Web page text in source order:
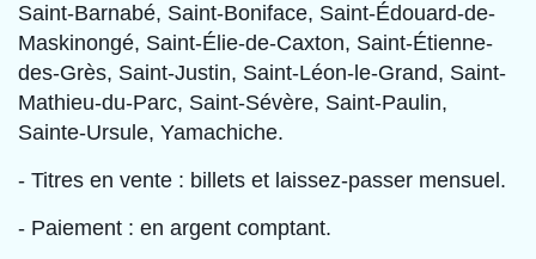
Saint-Barnabé, Saint-Boniface, Saint-Édouard-de-
Maskinongé, Saint-Élie-de-Caxton, Saint-Étienne-
des-Grès, Saint-Justin, Saint-Léon-le-Grand, Saint-
Mathieu-du-Parc, Saint-Sévère, Saint-Paulin,
Sainte-Ursule, Yamachiche.
- Titres en vente : billets et laissez-passer mensuel.
- Paiement : en argent comptant.